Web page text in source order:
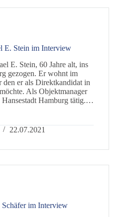
E. Stein im Interview
E. Stein, 60 Jahre alt, ins
gezogen. Er wohnt im
den er als Direktkandidat in
Als Objektmanager
Hamburg tätig.…
22.07.2021
im Interview